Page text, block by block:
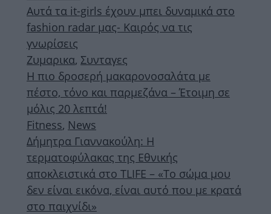
Αυτά τα it-girls έχουν μπει δυναμικά στο
fashion radar μας- Καιρός να τις
γνωρίσεις
Ζυμαρικα, Συνταγες
Η πιο δροσερή μακαρονοσαλάτα με
πέστο, τόνο και παρμεζάνα – Έτοιμη σε
μόλις 20 λεπτά!
Fitness, News
Δήμητρα Γιαννακούλη: Η
τερματοφύλακας της Εθνικής
αποκλειστικά στο TLIFE – «Το σώμα μου
δεν είναι εικόνα, είναι αυτό που με κρατά
στο παιχνίδι»